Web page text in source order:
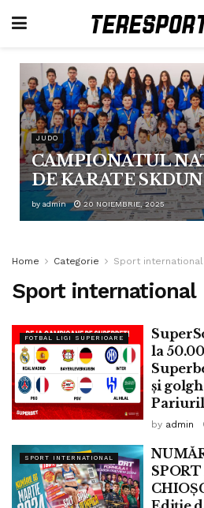
JUDO
CAMPIONATUL
DE KARATE SKDUN
by admin 20 NOIEMBRIE, 2025
Home Categorie Sport international
Sport international
FOTBAL LIGI SUPERIOARE
la
și
by admin
SPORT INTERNATIONAL